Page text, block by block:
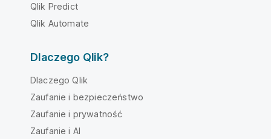
Qlik Predict
Qlik Automate
Dlaczego Qlik?
Dlaczego Qlik
Zaufanie i bezpieczeństwo
Zaufanie i prywatność
Zaufanie i AI